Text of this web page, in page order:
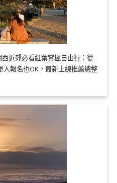
西近郊必看紅葉賞楓自由行：從
報名也OK，最新上線推薦總整